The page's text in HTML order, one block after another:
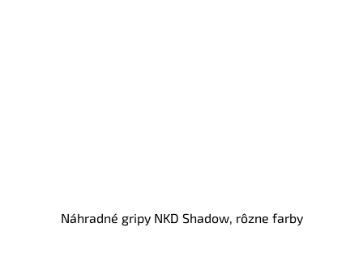
Náhradné gripy NKD Shadow, rôzne farby